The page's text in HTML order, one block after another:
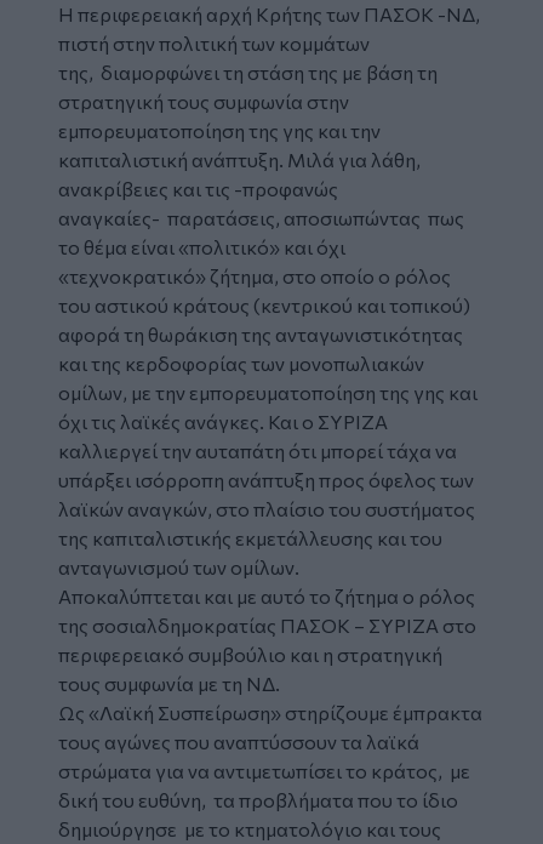
Η περιφερειακή αρχή Κρήτης των ΠΑΣΟΚ -ΝΔ,
πιστή στην πολιτική των κομμάτων
της, διαμορφώνει τη στάση της με βάση τη
στρατηγική τους συμφωνία στην
εμπορευματοποίηση της γης και την
καπιταλιστική ανάπτυξη. Μιλά για λάθη,
ανακρίβειες και τις -προφανώς
αναγκαίες- παρατάσεις, αποσιωπώντας πως
το θέμα είναι «πολιτικό» και όχι
«τεχνοκρατικό» ζήτημα, στο οποίο ο ρόλος
του αστικού κράτους (κεντρικού και τοπικού)
αφορά τη θωράκιση της ανταγωνιστικότητας
και της κερδοφορίας των μονοπωλιακών
ομίλων, με την εμπορευματοποίηση της γης και
όχι τις λαϊκές ανάγκες. Και ο ΣΥΡΙΖΑ
καλλιεργεί την αυταπάτη ότι μπορεί τάχα να
υπάρξει ισόρροπη ανάπτυξη προς όφελος των
λαϊκών αναγκών, στο πλαίσιο του συστήματος
της καπιταλιστικής εκμετάλλευσης και του
ανταγωνισμού των ομίλων.
Αποκαλύπτεται και με αυτό το ζήτημα ο ρόλος
της σοσιαλδημοκρατίας ΠΑΣΟΚ – ΣΥΡΙΖΑ στο
περιφερειακό συμβούλιο και η στρατηγική
τους συμφωνία με τη ΝΔ.
Ως «Λαϊκή Συσπείρωση» στηρίζουμε έμπρακτα
τους αγώνες που αναπτύσσουν τα λαϊκά
στρώματα για να αντιμετωπίσει το κράτος, με
δική του ευθύνη, τα προβλήματα που το ίδιο
δημιούργησε με το κτηματολόγιο και τους